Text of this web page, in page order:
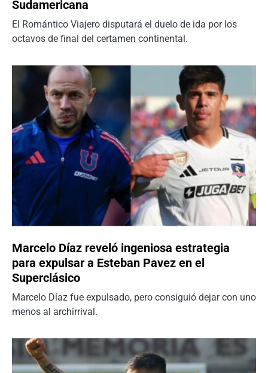
Sudamericana
El Romántico Viajero disputará el duelo de ida por los
octavos de final del certamen continental.
Marcelo Díaz reveló ingeniosa estrategia
para expulsar a Esteban Pavez en el
Superclásico
Marcelo Díaz fue expulsado, pero consiguió dejar con uno
menos al archirrival.